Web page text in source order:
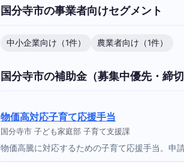
国分寺市の事業者向けセグメント
中小企業向け（1件） 農業者向け（1件）
国分寺市の補助金（募集中優先・締切
物価高対応子育て応援手当
国分寺市 子ども家庭部 子育て支援課
物価高騰に対応するための子育て応援手当。申